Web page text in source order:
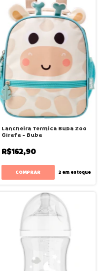
Lancheira Termica Buba Zoo
Girafa - Buba
R$162,90
2 em estoque